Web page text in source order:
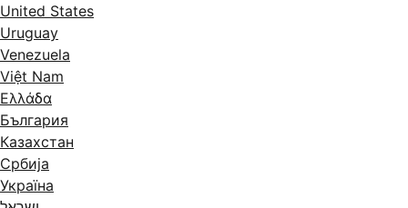
United States
Uruguay
Venezuela
Việt Nam
Ελλάδα
България
Казахстан
Србија
Україна